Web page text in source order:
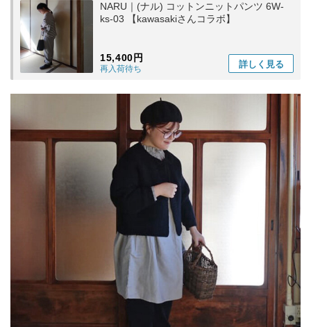
NARU｜(ナル) コットンニットパンツ 6W-
ks-03 【kawasakiさんコラボ】
15,400円
再入荷待ち 詳しく 見る